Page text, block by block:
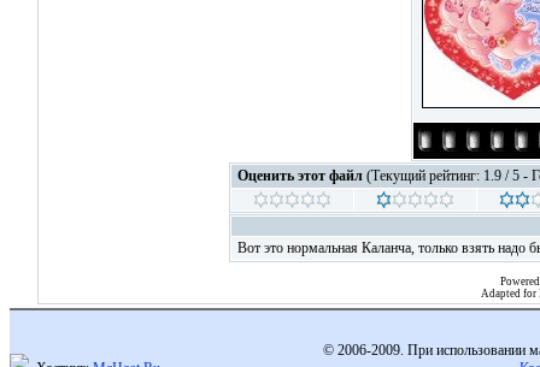
Оценить этот файл (Текущий рейтинг: 1.9 / 5 -
Вот это нормальная Каланча, только взять надо
Adapted for
© 2006-2009. При использовании